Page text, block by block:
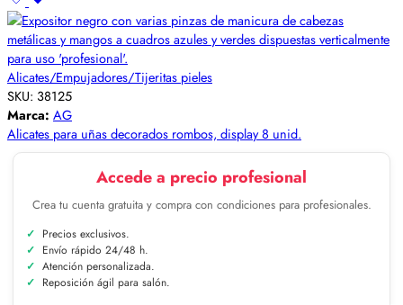
Alicates/Empujadores/Tijeritas pieles
SKU: 38125
Marca: AG
Alicates para uñas decorados rombos, display 8 unid.
Accede a precio profesional
Crea tu cuenta gratuita y compra con condiciones para profesionales.
Precios exclusivos.
Envío rápido 24/48 h.
Atención personalizada.
Reposición ágil para salón.